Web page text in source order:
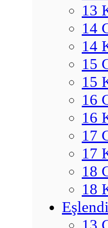
13
14
14
15
15
16
16
17
17
18
18